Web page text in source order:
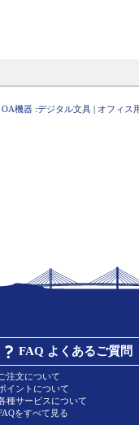
OA機器 :デジタル文具 | オフィス
FAQ よくあるご質問
ご注文について
イントについて
種サービスについて
をすべて見る